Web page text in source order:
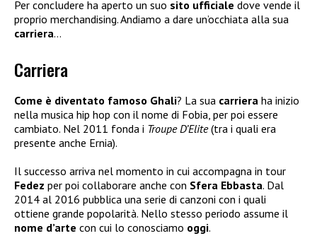
Per concludere ha aperto un suo sito ufficiale dove vende il
proprio merchandising. Andiamo a dare un’occhiata alla sua
carriera…
Carriera
Come è diventato famoso Ghali? La sua carriera ha inizio
nella musica hip hop con il nome di Fobia, per poi essere
cambiato. Nel 2011 fonda i Troupe D’Elite(tra i quali era
presente anche Ernia).
Il successo arriva nel momento in cui accompagna in tour
Fedez per poi collaborare anche con Sfera Ebbasta. Dal
2014 al 2016 pubblica una serie di canzoni con i quali
ottiene grande popolarità. Nello stesso periodo assume il
nome d’arte con cui lo conosciamo oggi.